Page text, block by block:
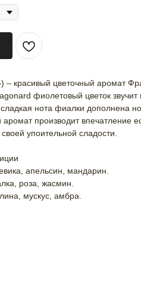
– красивый цветочный аромат
фиолетовый цветок
нота фиалки дополнена
производит впечатление
упоительной сладости.
апельсин, мандарин.
роза, жасмин.
мускус, амбра.